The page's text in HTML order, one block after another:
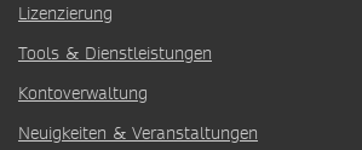
Lizenzierung
Tools & Dienstleistungen
Kontoverwaltung
Neuigkeiten & Veranstaltungen